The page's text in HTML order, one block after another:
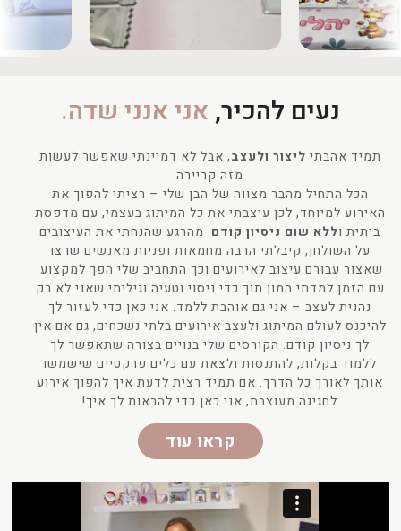
נעים להכיר,אני אנני שדה.
תמיד אהבתיליצור ולעצב, אבל לא דמיינתי שאפשר לעשות
מזה קריירה
הכל התחיל מהבר מצווה של הבן שלי – רציתי להפוך את
האירוע למיוחד, לכן עיצבתי את כל המיתוג בעצמי, עם מדפסת
ביתית ו ללא שום ניסיון קודם. מהרגע שהנחתי את העיצובים
על השולחן, קיבלתי הרבה מחמאות ופניות מאנשים שרצו
שאצור עבורם עיצוב לאירועים וכך התחביב שלי הפך למקצוע.
עם הזמן למדתי המון תוך כדי ניסוי וטעיה וגיליתי שאני לא רק
נהנית לעצב – אני גם אוהבת ללמד. אני כאן כדי לעזור לך
להיכנס לעולם המיתוג ולעצב אירועים בלתי נשכחים, גם אם אין
לך ניסיון קודם. הקורסים שלי בנויים בצורה שתאפשר לך
ללמוד בקלות, להתנסות ולצאת עם כלים פרקטיים שישמשו
אותך לאורך כל הדרך. אם תמיד רצית לדעת איך להפוך אירוע
לחגיגה מעוצבת, אני כאן כדי להראות לך איך!
קראו עוד